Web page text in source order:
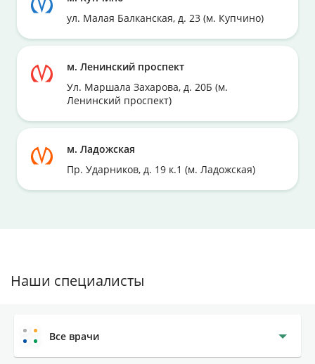
ул. Малая Балканская, д. 23 (м. Купчино)
м. Ленинский проспект
Ул. Маршала Захарова, д. 20Б (м.
Ленинский проспект)
м. Ладожская
Пр. Ударников, д. 19 к.1 (м. Ладожская)
Наши специалисты
Все врачи